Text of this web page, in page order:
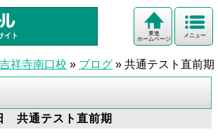
イト メニュー
東進
ホームページ
祥寺南口校 » ブログ » 共通テスト直前期
共通テスト直前期